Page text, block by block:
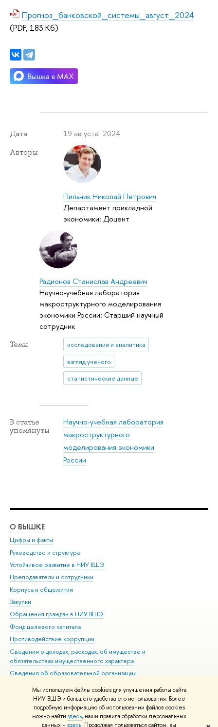
Мы используем файлы cookies для улучшения работы сайта
НИУ ВШЭ и большего удобства его использования. Более
подробную информацию об использовании файлов cookies
можно найти здесь, наши правила обработки персональных
данных –здесь. Продолжая пользоваться сайтом, вы
Прогноз_банковской_системы_август_2024
(PDF, 183 Кб)
Дата 19 августа 2024
Авторы
Пильник Николай Петрович
Департамент прикладной
экономики: Доцент
Радионов Станислав Андреевич
Научно-учебная лаборатория
макроструктурного моделирования
экономики России: Старший научный
сотрудник
Темы
исследования и аналитика
взгляд ученого
статистические данные
В статье
упомянуты
Научно-учебная лаборатория
макроструктурного
моделирования экономики
России
О ВЫШКЕ
Цифры и факты
Руководство и структура
Устойчивое развитие в НИУ ВШЭ
Преподаватели и сотрудники
Корпуса и общежития
Закупки
Обращения граждан в НИУ ВШЭ
Фонд целевого капитала
Противодействие коррупции
Сведения о доходах, расходах, об имуществе и
обязательствах имущественного характера
Сведения об образовательной организации
Людям с ограниченными возможностями здоровья
Единая платежная страница
Работа в Вышке